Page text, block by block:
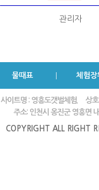
관리자
물때표 체험장
사이트명 : 영흥도갯벌체험.
상
주소: 인천시 옹진군 영흥면
COPYRIGHT ALL RIGHT